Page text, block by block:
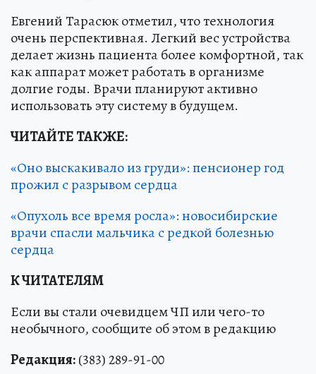
Евгений Тарасюк отметил, что технология
очень перспективная. Легкий вес устройства
делает жизнь пациента более комфортной, так
как аппарат может работать в организме
долгие годы. Врачи планируют активно
использовать эту систему в будущем.
ЧИТАЙТЕ ТАКЖЕ:
«Оно выскакивало из груди»: пенсионер год
прожил с разрывом сердца
«Опухоль все время росла»: новосибирские
врачи спасли мальчика с редкой болезнью
сердца
К ЧИТАТЕЛЯМ
Если вы стали очевидцем ЧП или чего-то
необычного, сообщите об этом в редакцию
Редакция:(383) 289-91-00